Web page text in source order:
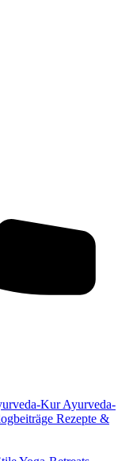
KurAyurveda-
Rezepte &